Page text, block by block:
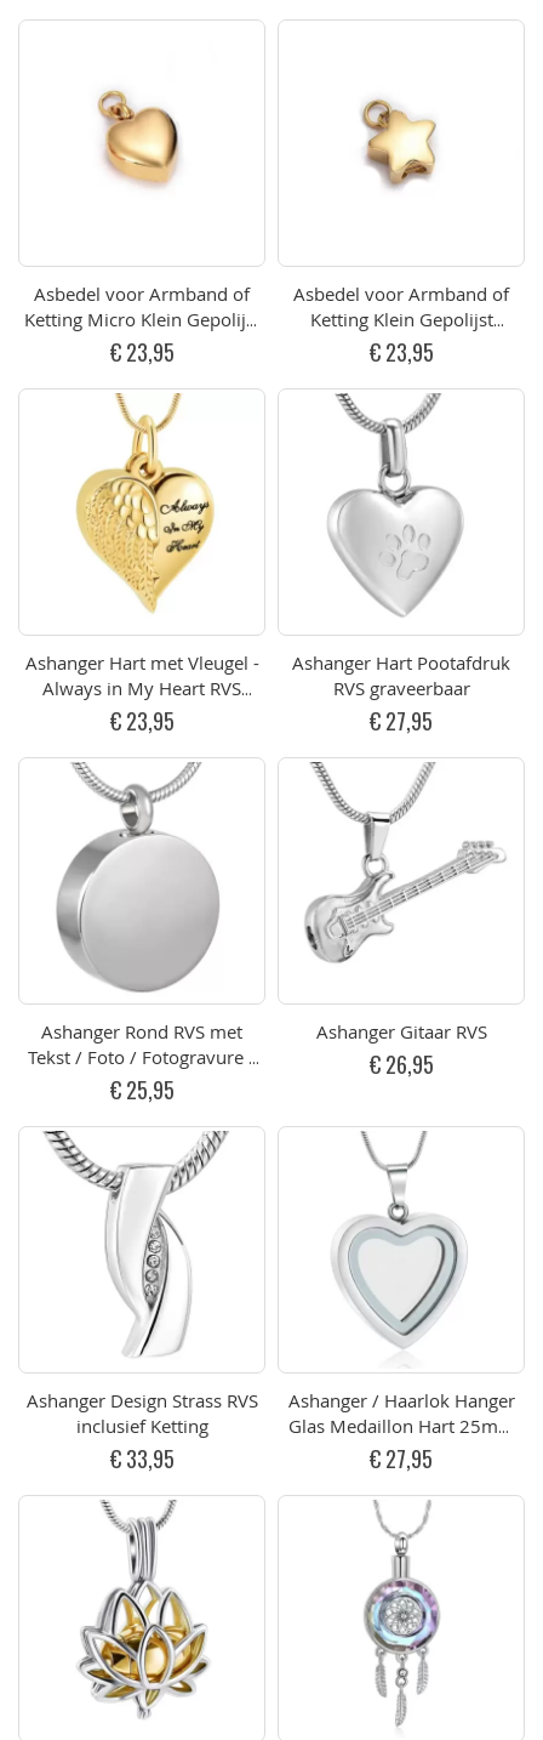
Asbedel voor Armband of
Ketting Micro Klein Gepolijst
Hartje RVS Goudkleurig
€ 23,95
Asbedel voor Armband of
Ketting Klein Gepolijst
Sterretje RVS Goudkleurig
€ 23,95
Ashanger Hart met Vleugel -
Always in My Heart RVS
Goudkleurig
€ 23,95
Ashanger Hart Pootafdruk
RVS graveerbaar
€ 27,95
Ashanger Rond RVS met
Tekst / Foto / Fotogravure /
Vingerafdruk
€ 25,95
Ashanger Gitaar RVS
€ 26,95
Ashanger Design Strass RVS
inclusief Ketting
€ 33,95
Ashanger / Haarlok Hanger
Glas Medaillon Hart 25mm
RVS
€ 27,95